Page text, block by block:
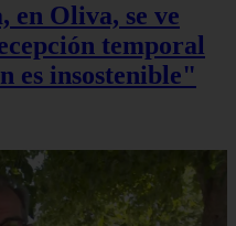
en Oliva, se ve
temporal
es insostenible"